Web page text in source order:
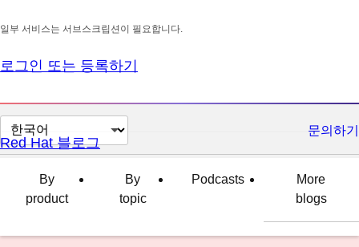
일부 서비스는 서브스크립션이 필요합니다.
로그인 또는 등록하기
페
이
변
문의하기
Red Hat 블로그
By
product
By
topic
Podcasts
More
blogs